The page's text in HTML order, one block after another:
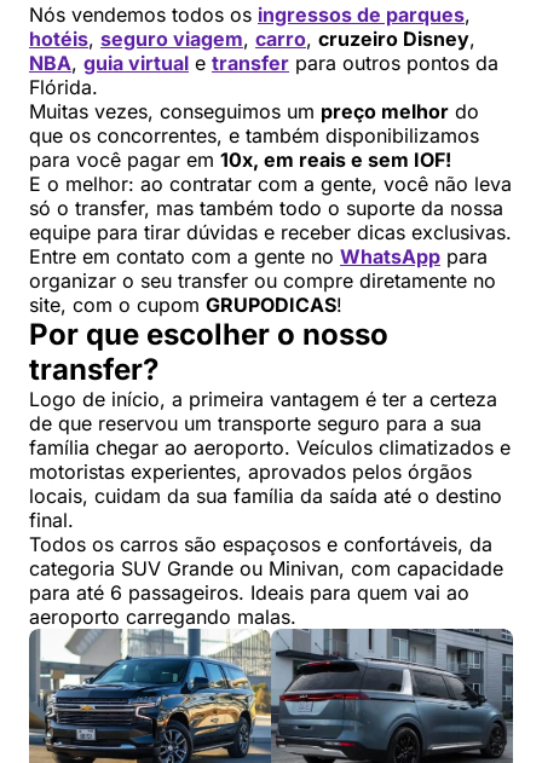
Nós vendemos todos os ingressos de parques,
hotéis, seguro viagem, carro, cruzeiro Disney,
NBA, guia virtual e transfer para outros pontos da
Flórida.
Muitas vezes, conseguimos um preço melhor do
que os concorrentes, e também disponibilizamos
para você pagar em 10x, em reais e sem IOF!
E o melhor: ao contratar com a gente, você não leva
só o transfer, mas também todo o suporte da nossa
equipe para tirar dúvidas e receber dicas exclusivas.
Entre em contato com a gente no WhatsApp para
organizar o seu transfer ou compre diretamente no
site, com o cupom GRUPODICAS!
Por que escolher o nosso
transfer?
Logo de início, a primeira vantagem é ter a certeza
de que reservou um transporte seguro para a sua
família chegar ao aeroporto. Veículos climatizados e
motoristas experientes, aprovados pelos órgãos
locais, cuidam da sua família da saída até o destino
final.
Todos os carros são espaçosos e confortáveis, da
categoria SUV Grande ou Minivan, com capacidade
para até 6 passageiros. Ideais para quem vai ao
aeroporto carregando malas.